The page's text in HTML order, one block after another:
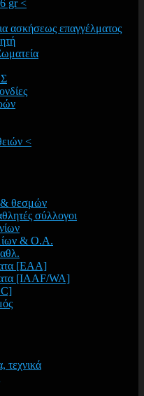
gr <
ασκήσεως επαγγέλματος
<
& θεσμών
σύλλογοι
& Ο.Α.
[EAA]
[IAAF/WA]
τεχνικά